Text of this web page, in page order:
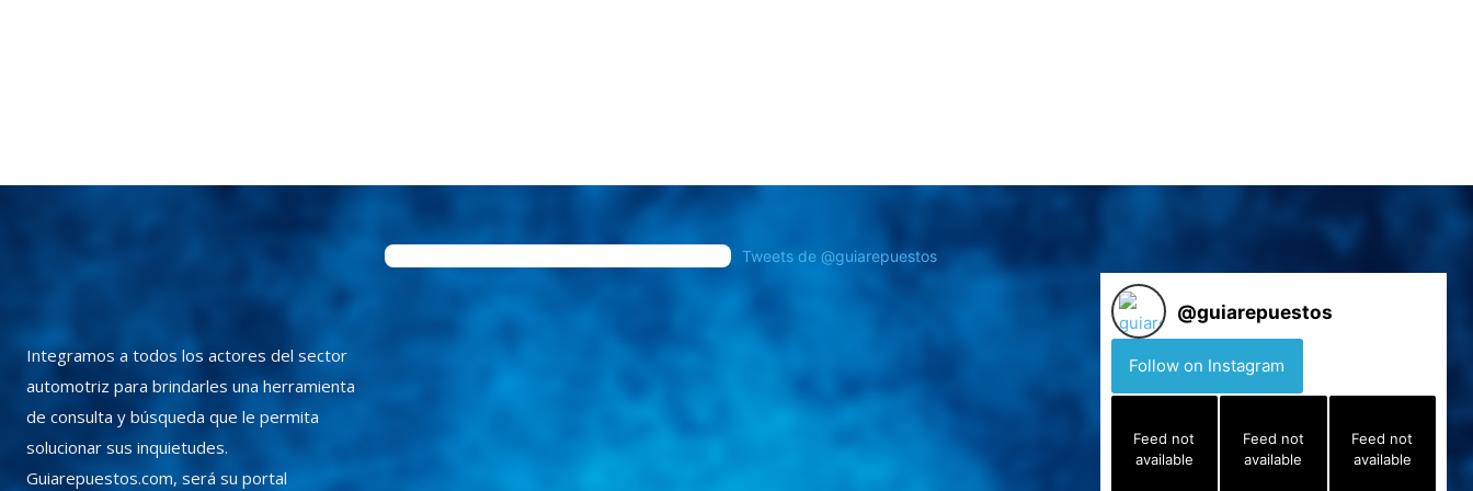
Integramos a todos los actores del sector
automotriz para brindarles una herramienta
de consulta y búsqueda que le permita
solucionar sus inquietudes.
Guiarepuestos.com, será su portal
Tweets de @guiarepuestos
@guiarepuestos
Follow on Instagram
Feed not
available
Feed not
available
Feed not
available